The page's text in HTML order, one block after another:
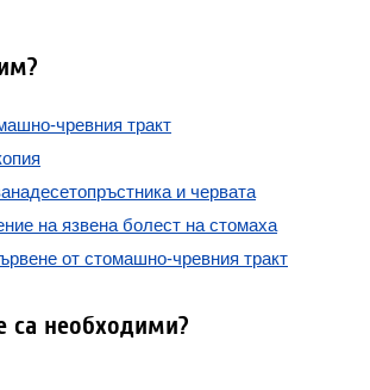
чревния тракт
и червата
на язвена болест на стомаха
от стомашно-чревния тракт
са необходими?